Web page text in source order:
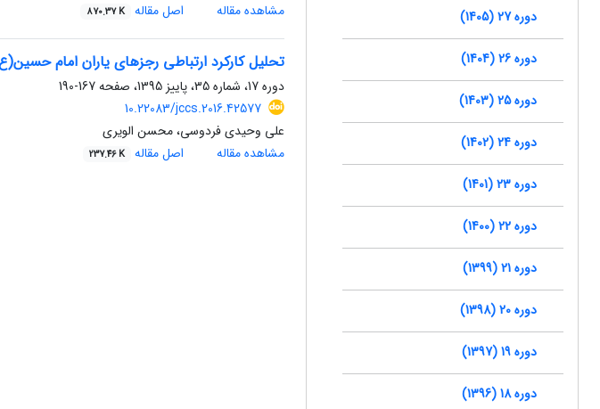
مشاهده مقاله
اصل مقاله 870.37 K
تحلیل کارکرد ارتباطی رجزهای یاران امام
دوره 17، شماره 35، پاییز 1395، صفحه
167-190
10.22083/jccs.2016.42577
علی وحیدی فردوسی، محسن الویری
مشاهده مقاله
اصل مقاله 237.46 K
دوره 27 (1405)
دوره 26 (1404)
دوره 25 (1403)
دوره 24 (1402)
دوره 23 (1401)
دوره 22 (1400)
دوره 21 (1399)
دوره 20 (1398)
دوره 19 (1397)
دوره 18 (1396)